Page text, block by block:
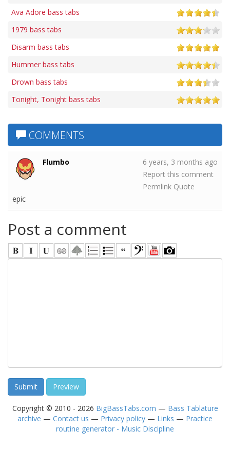
Ava Adore bass tabs
1979 bass tabs
Disarm bass tabs
Hummer bass tabs
Drown bass tabs
Tonight, Tonight bass tabs
COMMENTS
Flumbo
6 years, 3 months ago
Report this comment
Permlink Quote
epic
Post a comment
Copyright © 2010 - 2026 BigBassTabs.com — Bass Tablature
archive — Contact us — Privacy policy — Links — Practice
routine generator - Music Discipline